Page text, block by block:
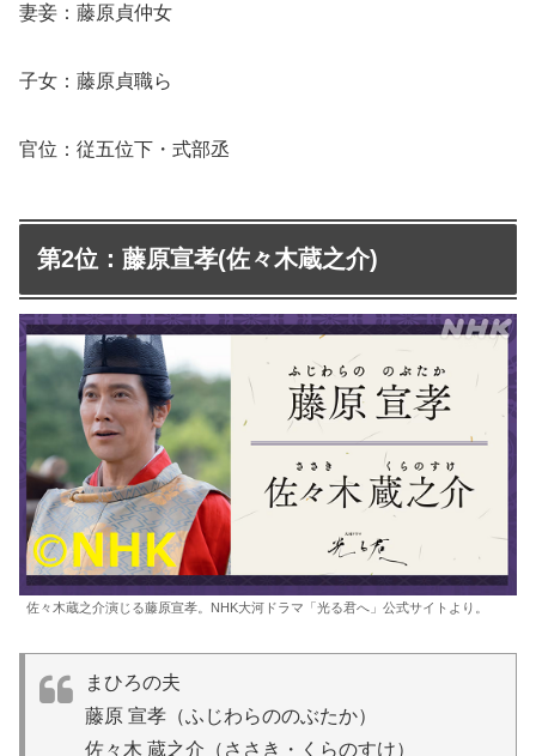
妻妾：藤原貞仲女
子女：藤原貞職ら
官位：従五位下・式部丞
第2位：藤原宣孝(佐々木蔵之介)
佐々木蔵之介演じる藤原宣孝。NHK大河ドラマ「光る君へ」公式サイトより。
まひろの夫
藤原 宣孝（ふじわらののぶたか）
佐々木 蔵之介（ささき・くらのすけ）